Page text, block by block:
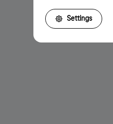
Settings